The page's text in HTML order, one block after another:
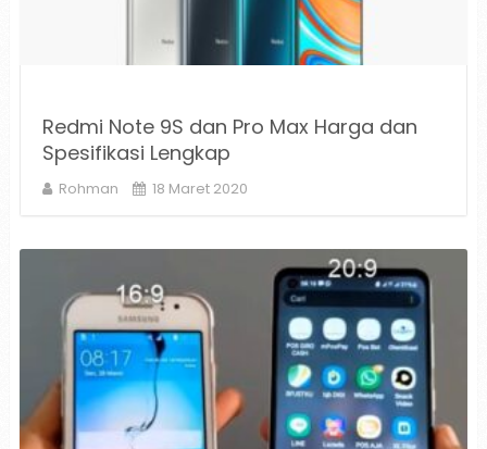
Redmi Note 9S dan Pro Max Harga dan
Spesifikasi Lengkap
Rohman 18 Maret 2020